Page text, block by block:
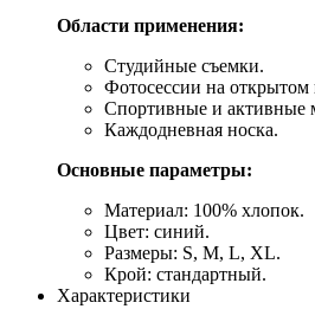
Области применения:
Студийные съемки.
Фотосессии на открытом
Спортивные и активные
Каждодневная носка.
Основные параметры:
Материал: 100% хлопок.
Цвет: синий.
Размеры: S, M, L, XL.
Крой: стандартный.
Характеристики